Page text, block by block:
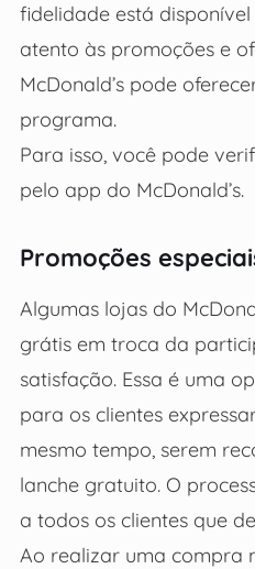
fidelidade está
atento às promoções e
McDonald’s pode
programa.
Para isso, você pode
pelo app do McDonald’s.
Promoções
Algumas lojas do
grátis em troca da
satisfação. Essa é uma
para os clientes
mesmo tempo, serem
lanche gratuito. O
a todos os clientes que
Ao realizar uma compra